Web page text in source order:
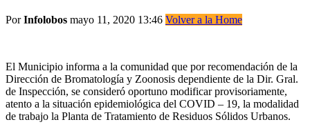
PorInfolobos mayo 11, 2020 13:46 Volver a la Home
El Municipio informa a la comunidad que por recomendación de la
Dirección de Bromatología y Zoonosis dependiente de la Dir. Gral.
de Inspección, se consideró oportuno modificar provisoriamente,
atento a la situación epidemiológica del COVID – 19, la modalidad
de trabajo la Planta de Tratamiento de Residuos Sólidos Urbanos.